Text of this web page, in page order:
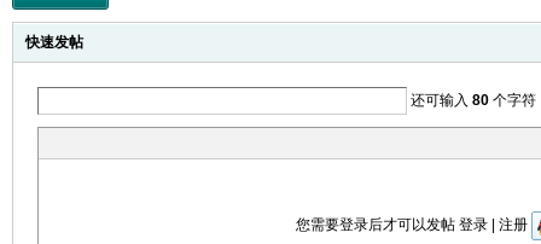
快速发帖
还可输入 80个字符
您需要登录后才可以发帖登录 |注册